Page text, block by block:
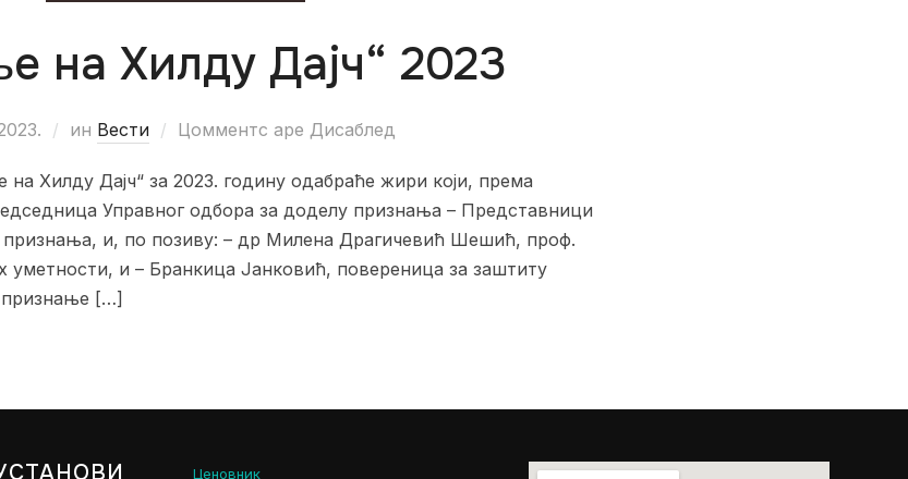
на Хилду Дајч“ 2023
ин Вести Цомментс аре Дисаблед
Хилду Дајч“ за 2023. годину одабраће жири који, према
Управног одбора за доделу признања – Представници
и, по позиву: – др Милена Драгичевић Шешић, проф.
уметности, и – Бранкица Јанковић, повереница за заштиту
[…]
Ценовник